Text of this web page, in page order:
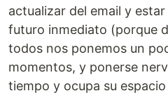
actualizar del email y
futuro inmediato (porque
todos nos ponemos un
momentos, y ponerse
tiempo y ocupa su